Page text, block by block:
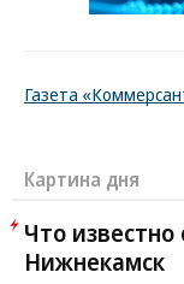
Газета
Картина дня
Что
Нижнекамск